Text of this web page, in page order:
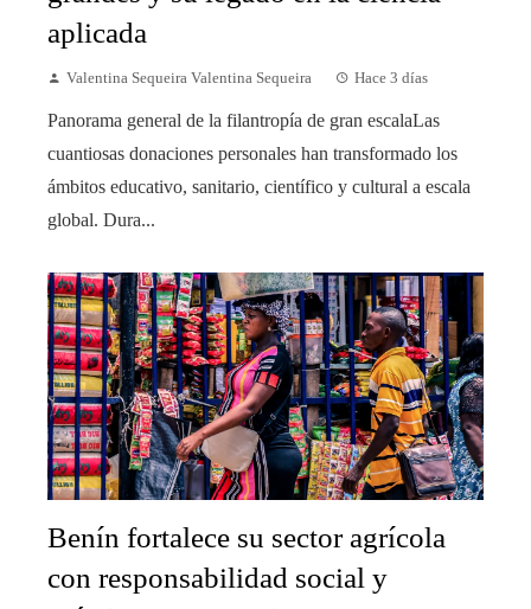
aplicada
Valentina Sequeira Valentina Sequeira Hace 3 días
Panorama general de la filantropía de gran escalaLas
cuantiosas donaciones personales han transformado los
ámbitos educativo, sanitario, científico y cultural a escala
global. Dura...
Benín fortalece su sector agrícola
con responsabilidad social y